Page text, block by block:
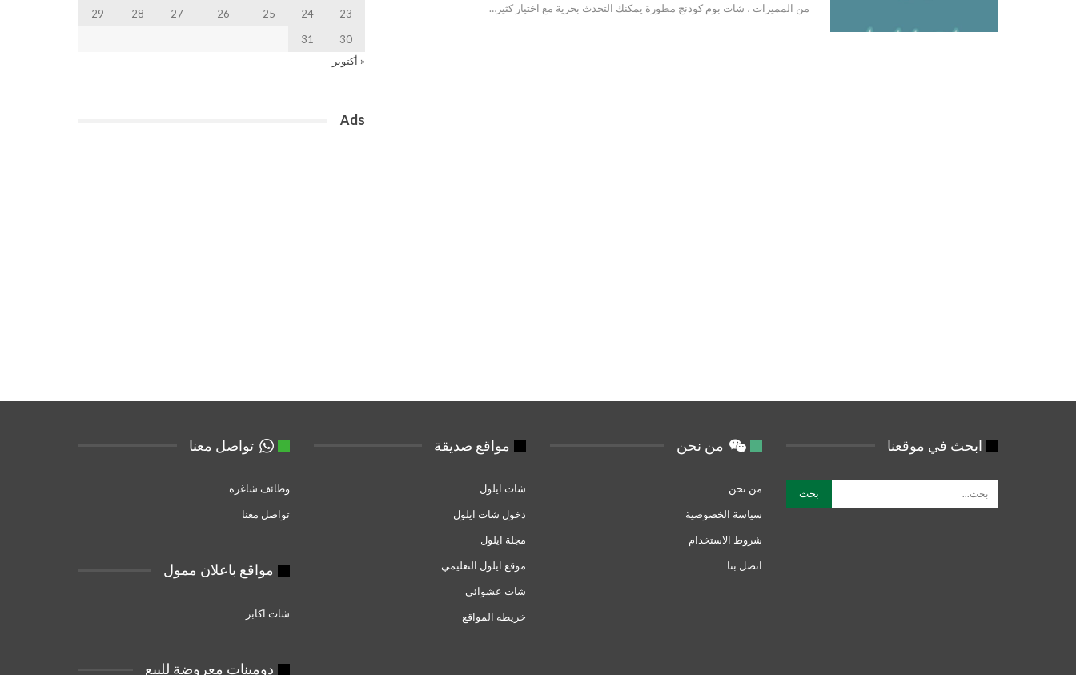
من المميزات ، شات بوم كودنج مطورة يمكنك التحدث بحرية مع اختيار كثير…
23
24
25
26
27
28
29
30
31
« أكتوبر
Ads
ابحث في موقعنا من نحن
من نحن
سياسة الخصوصية
شروط الاستخدام
اتصل بنا
مواقع صديقة
شات ايلول
دخول شات ايلول
مجلة ايلول
موقع ايلول التعليمي
شات عشوائي
خريطه المواقع
تواصل معنا
وظائف شاغره
تواصل معنا
مواقع باعلان ممول
شات اكابر
دومبنات معروضة للبيع